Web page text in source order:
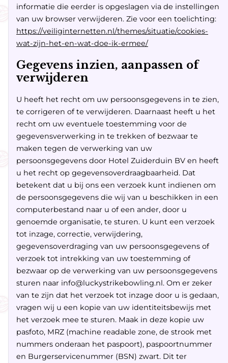
informatie die eerder is opgeslagen via de instellingen
van uw browser verwijderen. Zie voor een toelichting:
https://veiliginternetten.nl/themes/situatie/cookies-
wat-zijn-het-en-wat-doe-ik-ermee/
Gegevens inzien, aanpassen of
verwijderen
U heeft het recht om uw persoonsgegevens in te zien,
te corrigeren of te verwijderen. Daarnaast heeft u het
recht om uw eventuele toestemming voor de
gegevensverwerking in te trekken of bezwaar te
maken tegen de verwerking van uw
persoonsgegevens door Hotel Zuiderduin BV en heeft
u het recht op gegevensoverdraagbaarheid. Dat
betekent dat u bij ons een verzoek kunt indienen om
de persoonsgegevens die wij van u beschikken in een
computerbestand naar u of een ander, door u
genoemde organisatie, te sturen. U kunt een verzoek
tot inzage, correctie, verwijdering,
gegevensoverdraging van uw persoonsgegevens of
verzoek tot intrekking van uw toestemming of
bezwaar op de verwerking van uw persoonsgegevens
sturen naar info@luckystrikebowling.nl. Om er zeker
van te zijn dat het verzoek tot inzage door u is gedaan,
vragen wij u een kopie van uw identiteitsbewijs met
het verzoek mee te sturen. Maak in deze kopie uw
pasfoto, MRZ (machine readable zone, de strook met
nummers onderaan het paspoort), paspoortnummer
en Burgerservicenummer (BSN) zwart. Dit ter